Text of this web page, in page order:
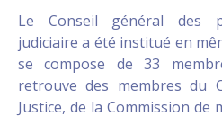
Le Conseil général des
judiciaire a été institué en
se compose de 33
retrouve des membres du
Justice, de la Commission de